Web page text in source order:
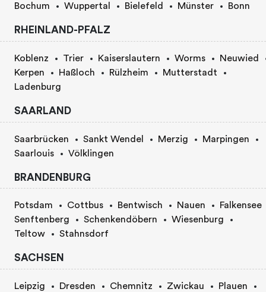
Bochum
Wuppertal Bielefeld Münster Bonn
RHEINLAND-PFALZ
Koblenz Trier Kaiserslautern Worms
Neuwied
Kerpen
Haßloch Rülzheim
Mutterstadt
Ladenburg
SAARLAND
Saarbrücken Sankt Wendel Merzig
Marpingen
Saarlouis
Völklingen
BRANDENBURG
Potsdam Cottbus Bentwisch Nauen
Falkensee
Senftenberg
Schenkendöbern
Wiesenburg
Teltow
Stahnsdorf
SACHSEN
Leipzig Dresden Chemnitz Zwickau
Plauen